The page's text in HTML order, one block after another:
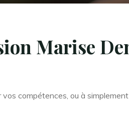
Marise
compétences, ou à